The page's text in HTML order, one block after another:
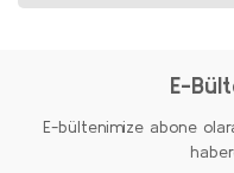
E-
E-bültenimize abone